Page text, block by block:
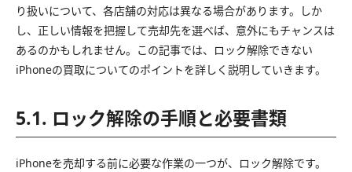
り扱いについて、各店舗の対応は異なる場合があります。しか
し、正しい情報を把握して売却先を選べば、意外にもチャンスは
あるのかもしれません。この記事では、ロック解除できない
iPhoneの買取についてのポイントを詳しく説明していきます。
5.1. ロック解除の手順と必要書類
iPhoneを売却する前に必要な作業の一つが、ロック解除です。